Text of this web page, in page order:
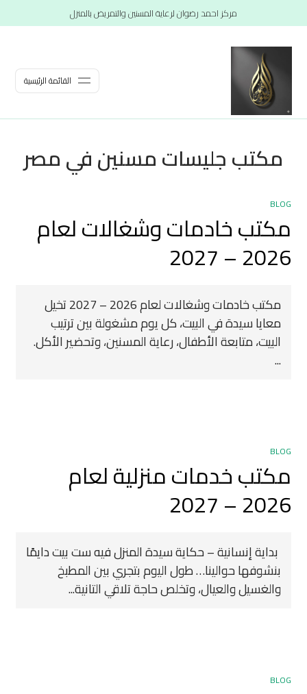
مركز احمد رضوان لرعاية المسنين والتمريض بالمنزل
القائمة الرئيسية
مكتب جليسات مسنين في مصر
BLOG
مكتب خادمات وشغالات لعام
2026 – 2027
مكتب خادمات وشغالات لعام 2026 – 2027 تخيل
معايا سيدة في البيت، كل يوم مشغولة بين ترتيب
البيت، متابعة الأطفال، رعاية المسنين، وتحضير الأكل.
...
BLOG
مكتب خدمات منزلية لعام
2026 – 2027
‍ بداية إنسانية – حكاية سيدة المنزل فيه ست بيت دايمًا
بنشوفها حوالينا… طول اليوم بتجري بين المطبخ
والغسيل والعيال، وتخلص حاجة تلاقي التانية...
BLOG